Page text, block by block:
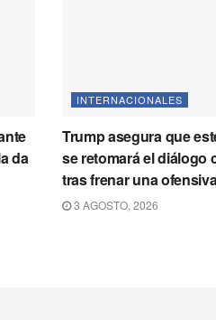
da
INTERNACIONALES
Trump asegura que
se retomará el diálogo
tras frenar una
3 AGOSTO, 2026